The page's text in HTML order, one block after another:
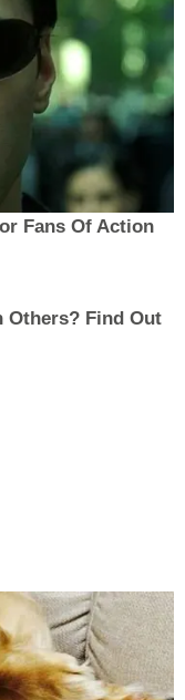
Fans Of Action
Others? Find Out